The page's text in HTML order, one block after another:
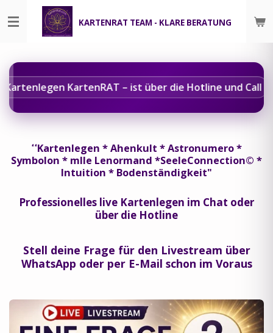
Hauptinhalt
KARTENRAT TEAM - KLARE BERATUNG
KartenRAT – ist über die Hotline und Call
ߵߵKartenlegen * Ahenkult * Astronumero *
Symbolon * mlle Lenormand *SeeleConnection© *
Intuition * Bodenständigkeit"
Professionelles live Kartenlegen im Chat oder
über die Hotline
Stell deine Frage für den Livestream über
WhatsApp oder per E-Mail schon im Voraus